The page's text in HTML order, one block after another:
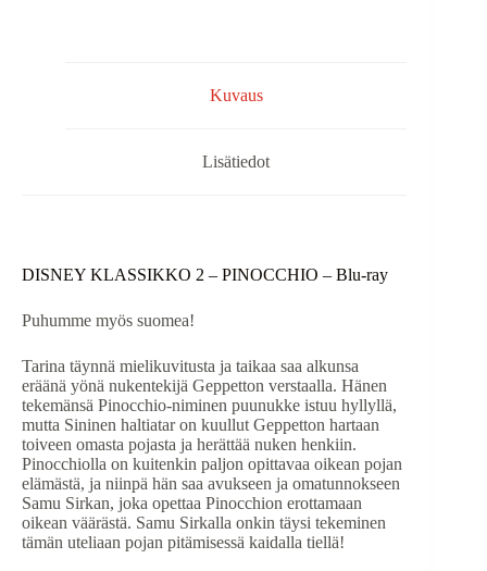
Kuvaus
Lisätiedot
DISNEY KLASSIKKO 2 – PINOCCHIO – Blu-ray
Puhumme myös suomea!
Tarina täynnä mielikuvitusta ja taikaa saa alkunsa
eräänä yönä nukentekijä Geppetton verstaalla. Hänen
tekemänsä Pinocchio-niminen puunukke istuu hyllyllä,
mutta Sininen haltiatar on kuullut Geppetton hartaan
toiveen omasta pojasta ja herättää nuken henkiin.
Pinocchiolla on kuitenkin paljon opittavaa oikean pojan
elämästä, ja niinpä hän saa avukseen ja omatunnokseen
Samu Sirkan, joka opettaa Pinocchion erottamaan
oikean väärästä. Samu Sirkalla onkin täysi tekeminen
tämän uteliaan pojan pitämisessä kaidalla tiellä!